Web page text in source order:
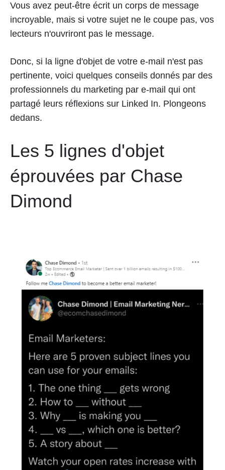
Vous avez peut-être écrit un corps de message
incroyable, mais si votre sujet ne le coupe pas, vos
lecteurs n'ouvriront pas le message.
Donc, si la ligne d'objet de votre e-mail n'est pas
pertinente, voici quelques conseils donnés par des
professionnels du marketing par e-mail qui ont
partagé leurs réflexions sur Linked In. Plongeons
dedans.
Les 5 lignes d'objet
éprouvées par Chase
Dimond